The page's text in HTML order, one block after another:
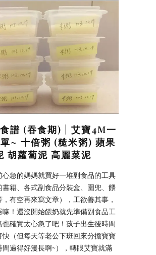
譜 (吞食期) | 艾寶4M一
~ 十倍粥 (糙米粥) 蘋果
胡蘿蔔泥 高麗菜泥
心急的媽媽就買好一堆副食品的工具
書籍、各式副食品分裝盒、圍兜、餵
有空再來寫文章），工欲善其事，
嘛！還沒開始餵奶就先準備副食品工
也確實太心急了吧！孩子出生後時間
快（但每天等老公下班回來分擔寶寶
間過得好漫長啊~），轉眼艾寶就滿